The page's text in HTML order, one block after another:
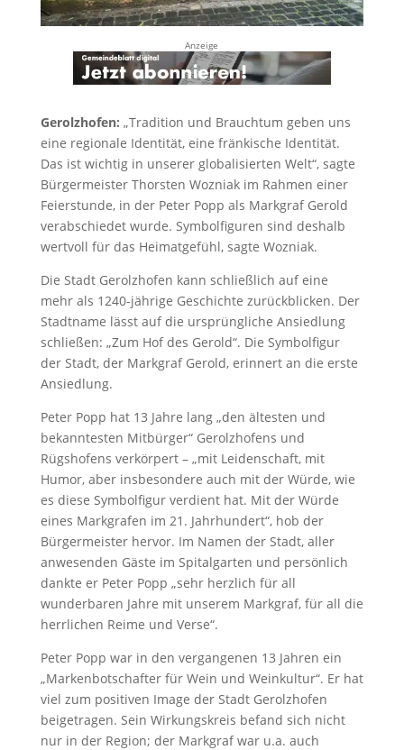
Anzeige
Gerolzhofen: „Tradition und Brauchtum geben uns
eine regionale Identität, eine fränkische Identität.
Das ist wichtig in unserer globalisierten Welt“, sagte
Bürgermeister Thorsten Wozniak im Rahmen einer
Feierstunde, in der Peter Popp als Markgraf Gerold
verabschiedet wurde. Symbolfiguren sind deshalb
wertvoll für das Heimatgefühl, sagte Wozniak.
Die Stadt Gerolzhofen kann schließlich auf eine
mehr als 1240-jährige Geschichte zurückblicken. Der
Stadtname lässt auf die ursprüngliche Ansiedlung
schließen: „Zum Hof des Gerold“. Die Symbolfigur
der Stadt, der Markgraf Gerold, erinnert an die erste
Ansiedlung.
Peter Popp hat 13 Jahre lang „den ältesten und
bekanntesten Mitbürger“ Gerolzhofens und
Rügshofens verkörpert – „mit Leidenschaft, mit
Humor, aber insbesondere auch mit der Würde, wie
es diese Symbolfigur verdient hat. Mit der Würde
eines Markgrafen im 21. Jahrhundert“, hob der
Bürgermeister hervor. Im Namen der Stadt, aller
anwesenden Gäste im Spitalgarten und persönlich
dankte er Peter Popp „sehr herzlich für all
wunderbaren Jahre mit unserem Markgraf, für all die
herrlichen Reime und Verse“.
Peter Popp war in den vergangenen 13 Jahren ein
„Markenbotschafter für Wein und Weinkultur“. Er hat
viel zum positiven Image der Stadt Gerolzhofen
beigetragen. Sein Wirkungskreis befand sich nicht
nur in der Region; der Markgraf war u.a. auch